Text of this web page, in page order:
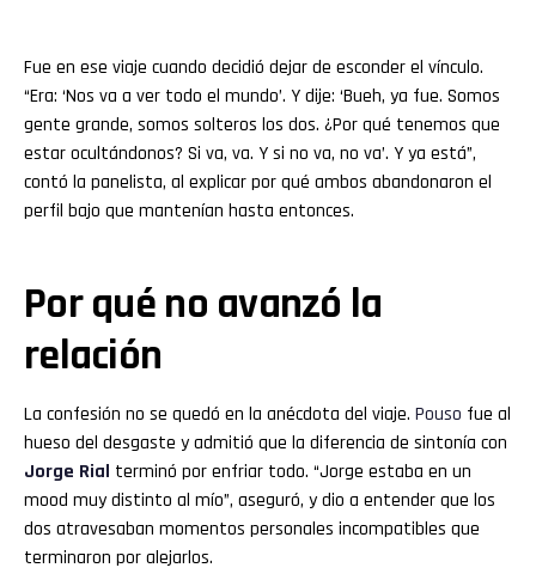
Fue en ese viaje cuando decidió dejar de esconder el vínculo.
“Era: ‘Nos va a ver todo el mundo’. Y dije: ‘Bueh, ya fue. Somos
gente grande, somos solteros los dos. ¿Por qué tenemos que
estar ocultándonos? Si va, va. Y si no va, no va’. Y ya está”,
contó la panelista, al explicar por qué ambos abandonaron el
perfil bajo que mantenían hasta entonces.
Por qué no avanzó la
relación
La confesión no se quedó en la anécdota del viaje. Pouso fue al
hueso del desgaste y admitió que la diferencia de sintonía con
Jorge Rial terminó por enfriar todo. “Jorge estaba en un
mood muy distinto al mío”, aseguró, y dio a entender que los
dos atravesaban momentos personales incompatibles que
terminaron por alejarlos.